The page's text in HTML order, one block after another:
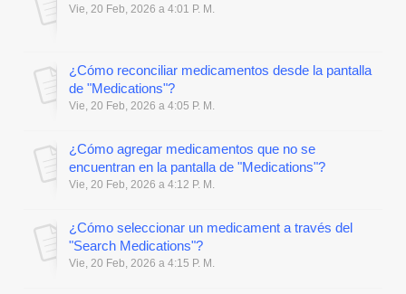
Vie, 20 Feb, 2026 a 4:01 P. M.
¿Cómo reconciliar medicamentos desde la pantalla
de "Medications"?
Vie, 20 Feb, 2026 a 4:05 P. M.
¿Cómo agregar medicamentos que no se
encuentran en la pantalla de "Medications"?
Vie, 20 Feb, 2026 a 4:12 P. M.
¿Cómo seleccionar un medicament a través del
"Search Medications"?
Vie, 20 Feb, 2026 a 4:15 P. M.